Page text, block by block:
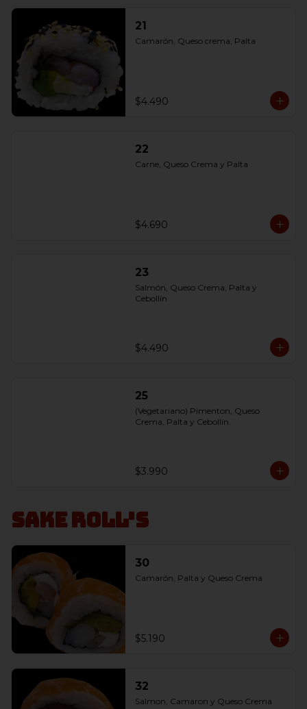
21
Camarón, Queso crema, Palta
$4.490
22
Carne, Queso Crema y Palta
$4.690
23
Salmón, Queso Crema, Palta y
Cebollín
$4.490
25
(Vegetariano) Pimenton, Queso
Crema, Palta y Cebollín.
$3.990
Sake Roll's
30
Camarón, Palta y Queso Crema
$5.190
32
Salmon, Camaron y Queso Crema